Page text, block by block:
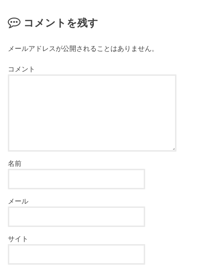
コメントを残す
メールアドレスが公開されることはありません。
コメント
名前
メール
サイト